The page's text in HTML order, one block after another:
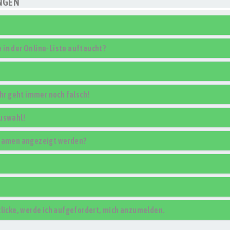
in der Online-Liste auftaucht?
geht immer noch falsch!
angezeigt werden?
werde ich aufgefordert, mich anzumelden.